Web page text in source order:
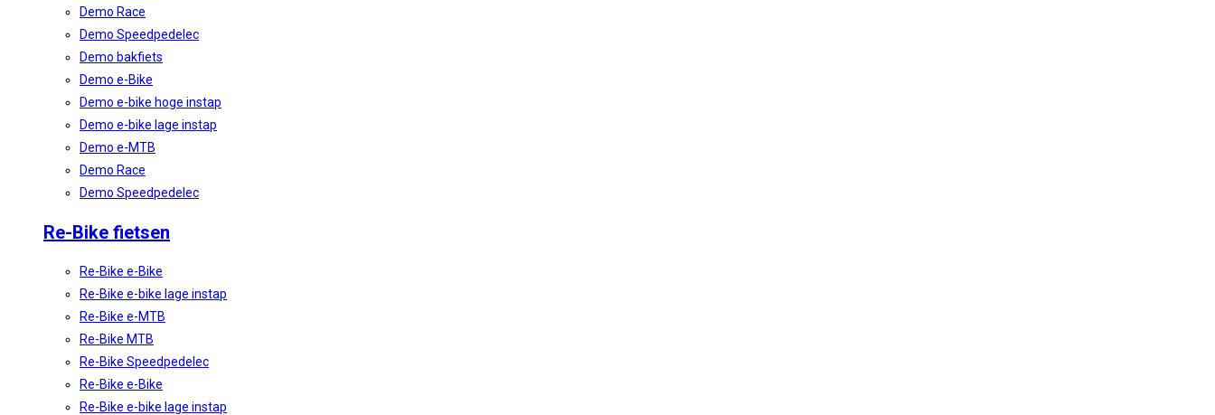
Demo Race
Demo Speedpedelec
Demo bakfiets
Demo e-Bike
Demo e-bike hoge instap
Demo e-bike lage instap
Demo e-MTB
Demo Race
Demo Speedpedelec
Re-Bike fietsen
Re-Bike e-Bike
Re-Bike e-bike lage instap
Re-Bike e-MTB
Re-Bike MTB
Re-Bike Speedpedelec
Re-Bike e-Bike
Re-Bike e-bike lage instap